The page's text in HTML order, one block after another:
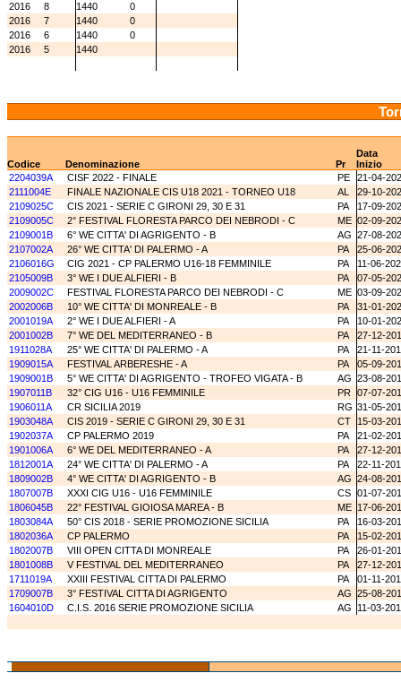
2016
8 1440
0
2016
7 1440
0
2016
6 1440
0
2016
5 1440
Data
Codice
Denominazione Pr
Inizio
2204039A
CISF 2022 - FINALE PE
21-04-
2111004E
FINALE NAZIONALE CIS U18 2021 - TORNEO U18 AL
29-10-
2109025C
CIS 2021 - SERIE C GIRONI 29, 30 E 31 PA
17-09-
2109005C
2° FESTIVAL FLORESTA PARCO DEI NEBRODI - C ME 02-09-
2109001B
6° WE CITTA' DI AGRIGENTO - B AG 27-08-
2107002A
26° WE CITTA' DI PALERMO - A PA
25-06-
2106016G
CIG 2021 - CP PALERMO U16-18 FEMMINILE PA
11-06-
2105009B
3° WE I DUE ALFIERI - B PA
07-05-
2009002C
FESTIVAL FLORESTA PARCO DEI NEBRODI - C ME 03-09-
2002006B
10° WE CITTA' DI MONREALE - B PA
31-01-
2001019A
2° WE I DUE ALFIERI - A PA
10-01-
2001002B
7° WE DEL MEDITERRANEO - B PA
27-12-
1911028A
25° WE CITTA' DI PALERMO - A PA
21-11-
1909015A
FESTIVAL ARBERESHE - A PA
05-09-
1909001B
5° WE CITTA' DI AGRIGENTO - TROFEO VIGATA - B AG 23-08-
1907011B
32° CIG U16 - U16 FEMMINILE PR 07-07-
1906011A
CR SICILIA 2019 RG 31-05-
1903048A
CIS 2019 - SERIE C GIRONI 29, 30 E 31 CT
15-03-
1902037A
CP PALERMO 2019 PA
21-02-
1901006A
6° WE DEL MEDITERRANEO - A PA
27-12-
1812001A
24° WE CITTA' DI PALERMO - A PA
22-11-
1809002B
4° WE CITTA' DI AGRIGENTO - B AG 24-08-
1807007B
XXXI CIG U16 - U16 FEMMINILE CS 01-07-
1806045B
22° FESTIVAL GIOIOSA MAREA - B ME 17-06-
1803084A
50° CIS 2018 - SERIE PROMOZIONE SICILIA PA
16-03-
1802036A
CP PALERMO PA
15-02-
1802007B
VIII OPEN CITTA DI MONREALE PA
26-01-
1801008B
V FESTIVAL DEL MEDITERRANEO PA
27-12-
1711019A
XXIII FESTIVAL CITTA DI PALERMO PA
01-11-
1709007B
3° FESTIVAL CITTA DI AGRIGENTO AG 25-08-
1604010D
C.I.S. 2016 SERIE PROMOZIONE SICILIA AG 11-03-